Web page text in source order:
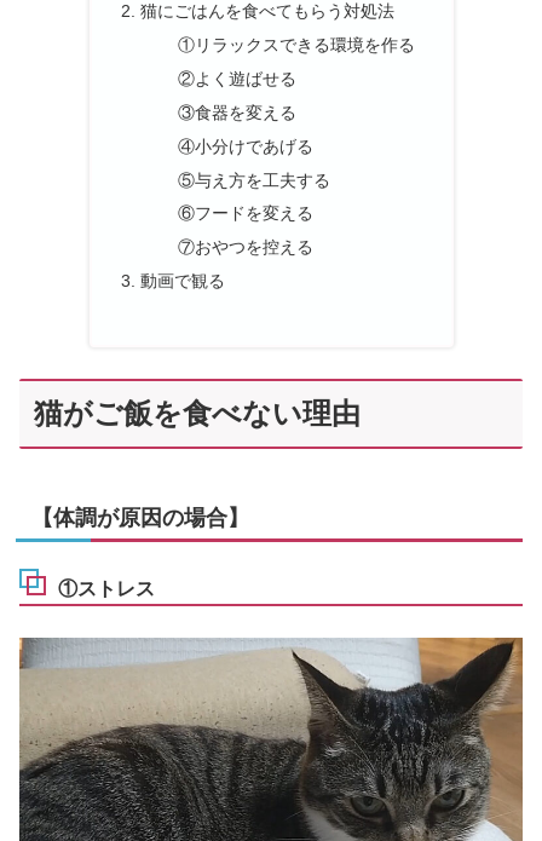
猫にごはんを食べてもらう対処法
①リラックスできる環境を作る
②よく遊ばせる
③食器を変える
④小分けであげる
⑤与え方を工夫する
⑥フードを変える
⑦おやつを控える
動画で観る
猫がご飯を食べない理由
【体調が原因の場合】
①ストレス